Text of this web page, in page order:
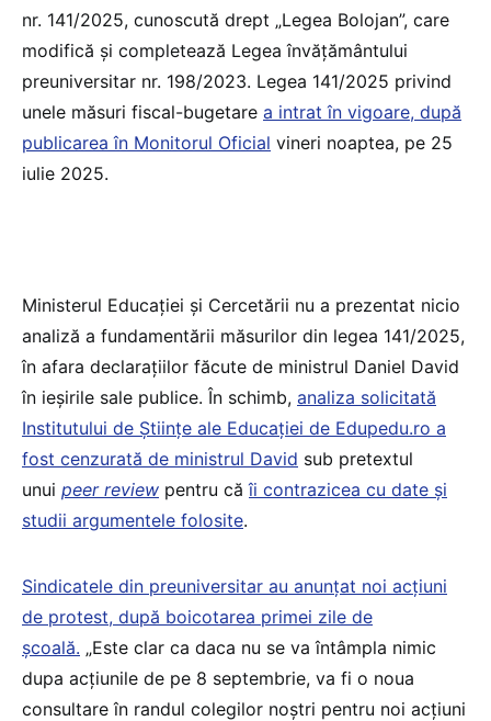
nr. 141/2025, cunoscută drept „Legea Bolojan”, care
modifică și completează Legea învățământului
preuniversitar nr. 198/2023. Legea 141/2025 privind
unele măsuri fiscal-bugetare a intrat în vigoare, după
publicarea în Monitorul Oficial vineri noaptea, pe 25
iulie 2025.
Ministerul Educației și Cercetării nu a prezentat nicio
analiză a fundamentării măsurilor din legea 141/2025,
în afara declarațiilor făcute de ministrul Daniel David
în ieșirile sale publice. În schimb, analiza solicitată
Institutului de Științe ale Educației de Edupedu.ro a
fost cenzurată de ministrul David sub pretextul
unui peer review pentru căîi contrazicea cu date și
studii argumentele folosite.
Sindicatele din preuniversitar au anunțat noi acțiuni
de protest, după boicotarea primei zile de
școală. „Este clar ca daca nu se va întâmpla nimic
dupa acțiunile de pe 8 septembrie, va fi o noua
consultare în randul colegilor noștri pentru noi acțiuni